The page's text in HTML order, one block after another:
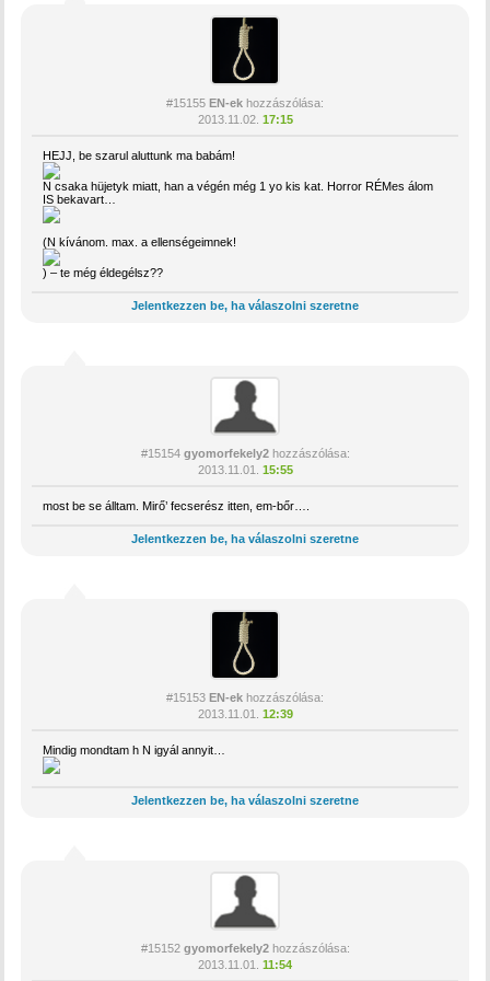
#15155 EN-ek hozzászólása:
2013.11.02. 17:15
HEJJ, be szarul aluttunk ma babám!
N csaka hüjetyk miatt, han a végén még 1 yo kis kat. Horror RÉMes álom
IS bekavart…
(N kívánom. max. a ellenségeimnek!
) – te még éldegélsz??
Jelentkezzen be, ha válaszolni szeretne
#15154 gyomorfekely2hozzászólása:
2013.11.01.
15:55
most be se álltam. Mirő’ fecserész itten, em-bőr….
Jelentkezzen be, ha válaszolni szeretne
#15153 EN-ek hozzászólása:
2013.11.01.
12:39
Mindig mondtam h N igyál annyit…
Jelentkezzen be, ha válaszolni szeretne
#15152 gyomorfekely2hozzászólása:
2013.11.01.
11:54